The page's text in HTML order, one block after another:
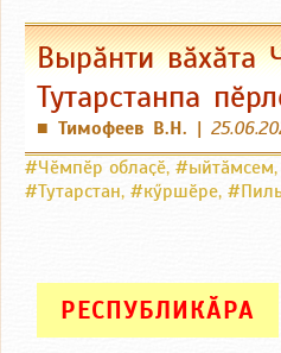
Вырӑнти вӑхӑта
Тутарстанпа
■ Тимофеев В.Н. |
#Чӗмпӗр облаҫӗ, #ыйтӑмсем,
#Тутарстан, #кӳршӗре,
РЕСПУБЛИКӐРА